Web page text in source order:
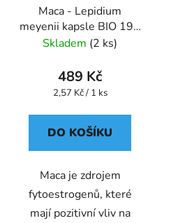
Maca - Lepidium
meyenii kapsle BIO 190
ks
Skladem (2 ks)
489 Kč
Měrná
2,57 Kč / 1 ks
DO KOŠÍKU
Maca je zdrojem
fytoestrogenů, které
mají pozitivní vliv na